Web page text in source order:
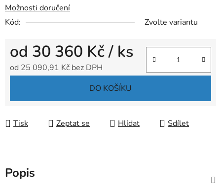
Možnosti doručení
Kód:
Zvolte variantu
od 30 360 Kč/ ks
od 25 090,91 Kč bez DPH
DO KOŠÍKU
Tisk Zeptat se Hlídat Sdílet
Popis